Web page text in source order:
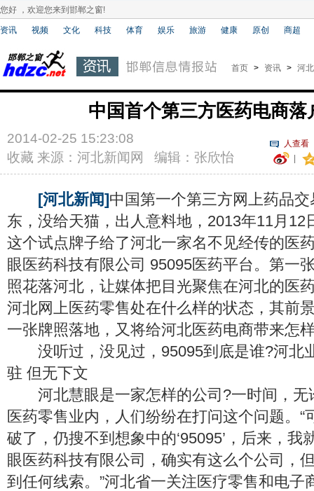
您好 ，欢迎您来到邯郸之窗!
资讯 视频 文化 科技 体育 娱乐 旅游 健康 原创 商超
首页 > 资讯 > 河北
中国首个第三方医药电商落
人查看
2014-02-25 15:23:08
收藏 来源：河北新闻网 编辑：张欣怡
[河北新闻]中国第一个第三方网上药品
东，没给天猫，出人意料地，2013年11月12
这个试点牌子给了河北一家名不见经传的
眼医药科技有限公司 95095医药平台。第一
照花落河北，让媒体把目光聚焦在河北的医
河北网上医药零售处在什么样的状态，其前
一张牌照落地，又将给河北医药电商带来怎
没听过，没见过，95095到底是谁?河北
驻 但无下文
河北慧眼是一家怎样的公司?一时间，无
医药零售业内，人们纷纷在打问这个问题。“
破了，仍搜不到想象中的‘95095’，后来，我
眼医药科技有限公司，确实有这么个公司，
到任何线索。”河北省一关注医疗零售和电子